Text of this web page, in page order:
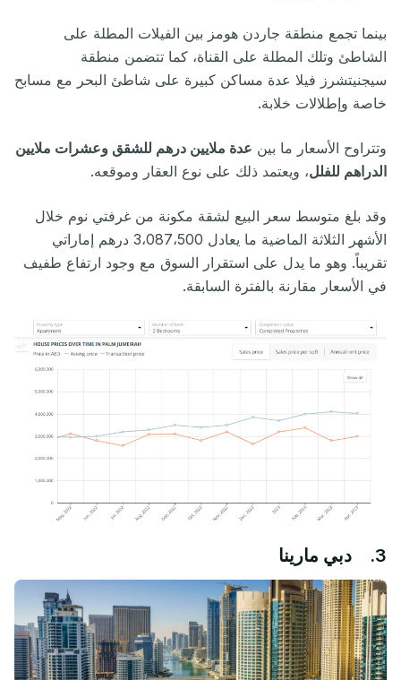
بينما تجمع منطقة جاردن هومز بين الفيلات المطلة على
الشاطئ وتلك المطلة على القناة، كما تتضمن منطقة
سيجنيتشرز فيلا عدة مساكن كبيرة على شاطئ البحر مع مسابح
خاصة وإطلالات خلابة.
وتتراوح الأسعار ما بين عدة ملايين درهم للشقق وعشرات ملايين
الدراهم للفلل، ويعتمد ذلك على نوع العقار وموقعه.
وقد بلغ متوسط سعر البيع لشقة مكونة من غرفتي نوم خلال
الأشهر الثلاثة الماضية ما يعادل 3،087،500 درهم إماراتي
تقريباً. وهو ما يدل على استقرار السوق مع وجود ارتفاع طفيف
في الأسعار مقارنة بالفترة السابقة.
3. دبي مارينا